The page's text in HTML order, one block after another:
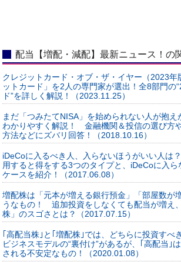
配当【増配・減配】最新ニュース！の
クレジットカード・オブ・ザ・イヤー（2023年
ットカード」を2人の専門家が選出！全8部門の
ド”を詳しく解説！（2023.11.25）
まだ「つみたてNISA」を始められない人が抱え
わかりやすく解説！ 金融機関＆投信の選び方
方法などにズバリ回答！（2018.10.16）
iDeCoに入るべき人、入らないほうがいい人は
用すると得をする3つのタイプと、iDeCoに入
ケースを紹介！（2017.06.08）
増配株は「元本が増える銀行預金」「部屋数が
うなもの！ 追加投資をしなくても配当が増え
株」のスゴさとは？（2017.07.15）
｢高配当株｣と｢増配株｣では、どちらに投資すべ
ビジネスモデルの“裏付け”があるが、｢高配当｣
される不安定なもの！（2020.01.08）